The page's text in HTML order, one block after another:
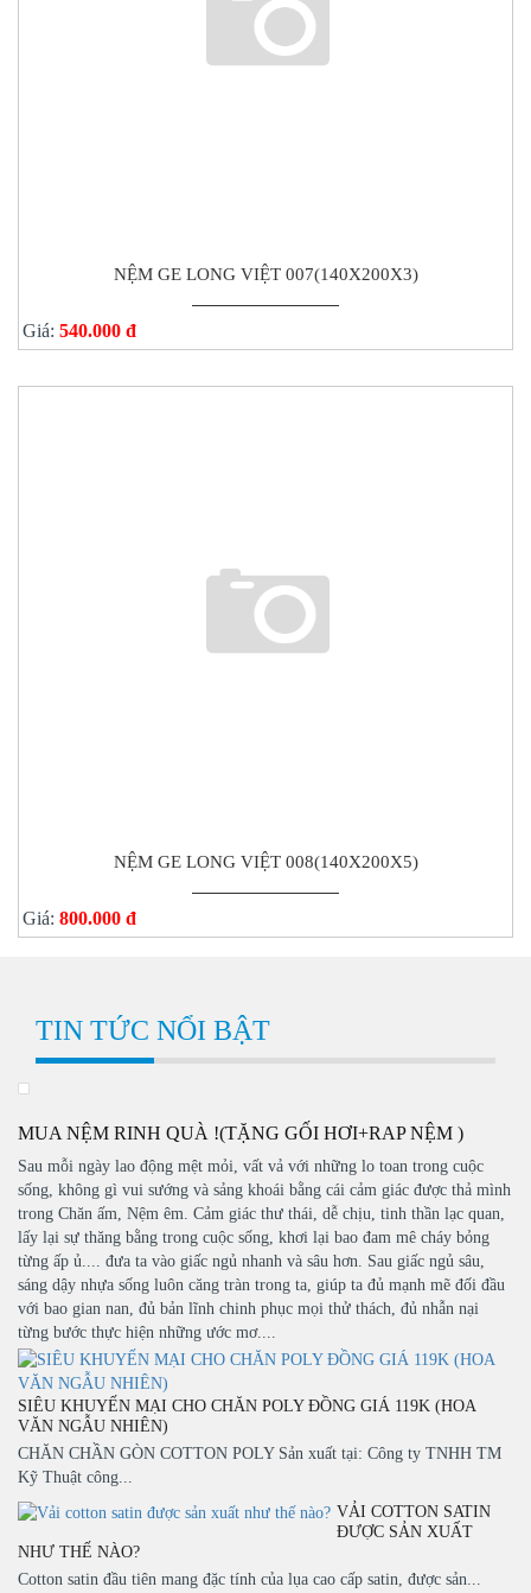
NỆM GE LONG VIỆT 007(140X200X3)
Giá: 540.000 đ
NỆM GE LONG VIỆT 008(140X200X5)
Giá: 800.000 đ
TIN TỨC NỔI BẬT
MUA NỆM RINH QUÀ !(TẶNG GỐI HƠI+RAP NỆM )
Sau mỗi ngày lao động mệt mỏi, vất vả với những lo toan trong cuộc
sống, không gì vui sướng và sảng khoái bằng cái cảm giác được thả mình
trong Chăn ấm, Nệm êm. Cảm giác thư thái, dễ chịu, tinh thần lạc quan,
lấy lại sự thăng bằng trong cuộc sống, khơi lại bao đam mê cháy bỏng
từng ấp ủ.... đưa ta vào giấc ngủ nhanh và sâu hơn. Sau giấc ngủ sâu,
sáng dậy nhựa sống luôn căng tràn trong ta, giúp ta đủ mạnh mẽ đối đầu
với bao gian nan, đủ bản lĩnh chinh phục mọi thử thách, đủ nhẫn nại
từng bước thực hiện những ước mơ....
SIÊU KHUYẾN MẠI CHO CHĂN POLY ĐỒNG GIÁ 119K (HOA
VĂN NGẪU NHIÊN)
CHĂN CHẦN GÒN COTTON POLY Sản xuất tại: Công ty TNHH TM
Kỹ Thuật công...
VẢI COTTON SATIN
ĐƯỢC SẢN XUẤT
NHƯ THẾ NÀO?
Cotton satin đầu tiên mang đặc tính của lụa cao cấp satin, được sản...